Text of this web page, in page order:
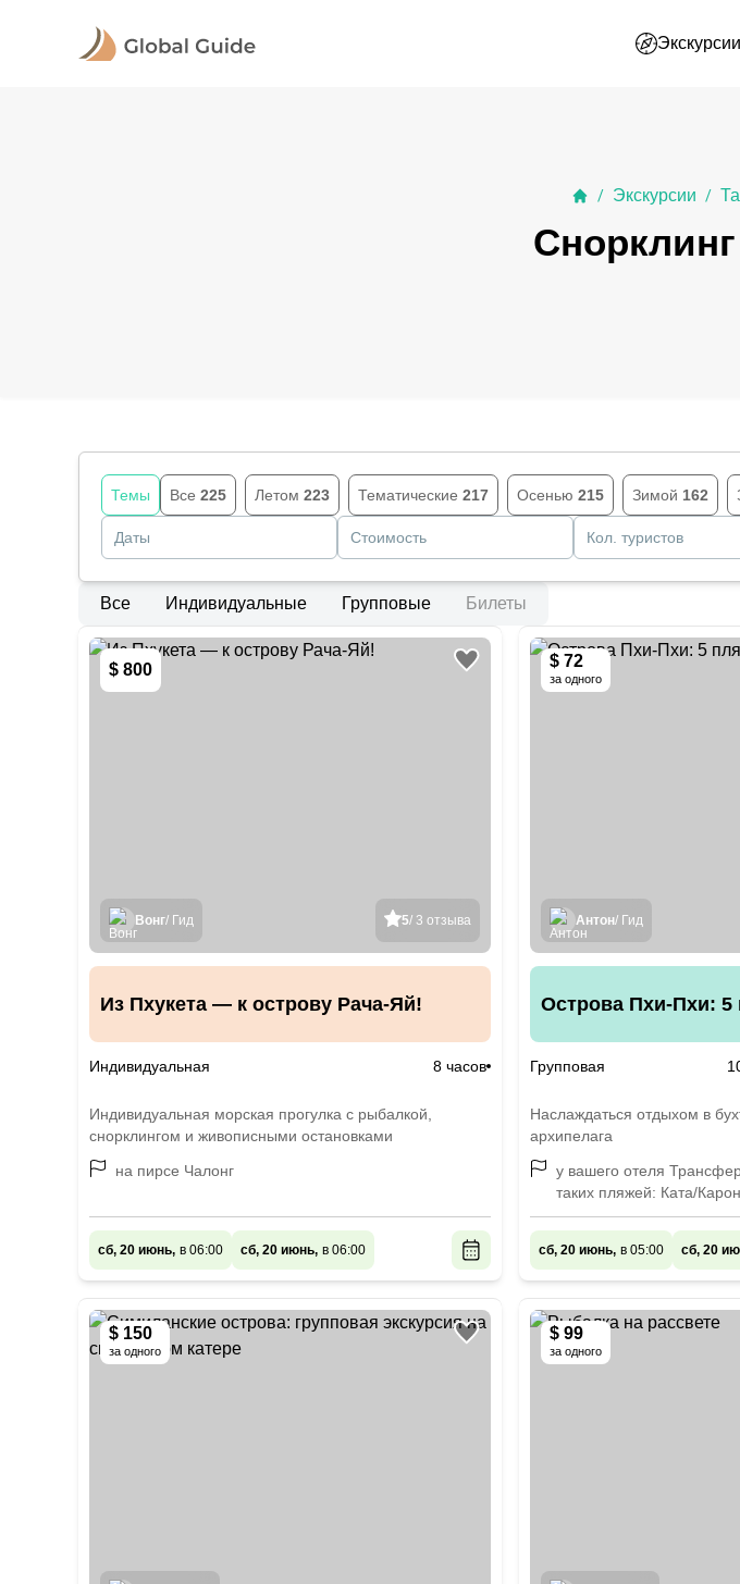
Экскурсии
/ Экскурсии /
Темы Все 225 Летом 223 Тематические 217 Осенью 215 Зимой 162
Даты Стоимость Кол. туристов
Все Индивидуальные Групповые Билеты
$ 800
5/ 3 отзыва
Вонг/ Гид
Из Пхукета — к острову Рача-Яй!
Индивидуальная 8 часов
Индивидуальная морская прогулка с рыбалкой,
снорклингом и живописными остановками
на пирсе Чалонг
сб, 20 июнь, в 06:00 сб, 20 июнь, в 06:00
$ 72
за одного
Антон/ Гид
Острова Пхи-Пхи: 5
Групповая
Наслаждаться отдыхом в
архипелага
у вашего отеля
таких пляжей: Ката/
Таун/Кату/Калим.
оплачивается
сказать менеджер, когда
сб, 20 июнь, в 05:00 сб, 20
$ 150
за одного
$ 99
за одного